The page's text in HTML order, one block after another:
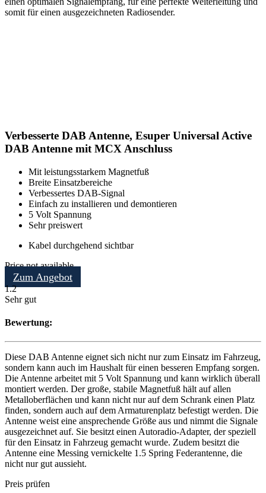
somit für einen ausgezeichneten Radiosender.
Verbesserte DAB Antenne, Esuper Universal Active
DAB Antenne mit MCX Anschluss
Mit leistungsstarkem Magnetfuß
Breite Einsatzbereiche
Verbessertes DAB-Signal
Einfach zu installieren und demontieren
5 Volt Spannung
Sehr preiswert
Kabel durchgehend sichtbar
Price not available
Zum Angebot
1.2
Sehr gut
Bewertung:
Diese DAB Antenne eignet sich nicht nur zum Einsatz im Fahrzeug,
sondern kann auch im Haushalt für einen besseren Empfang sorgen.
Die Antenne arbeitet mit 5 Volt Spannung und kann wirklich überall
montiert werden. Der große, stabile Magnetfuß hält auf allen
Metalloberflächen und kann nicht nur auf dem Schrank einen Platz
finden, sondern auch auf dem Armaturenplatz befestigt werden. Die
Antenne weist eine ansprechende Größe aus und nimmt die Signale
ausgezeichnet auf. Sie besitzt einen Autoradio-Adapter, der speziell
für den Einsatz in Fahrzeug gemacht wurde. Zudem besitzt die
Antenne eine Messing vernickelte 1.5 Spring Federantenne, die
nicht nur gut aussieht.
Preis prüfen